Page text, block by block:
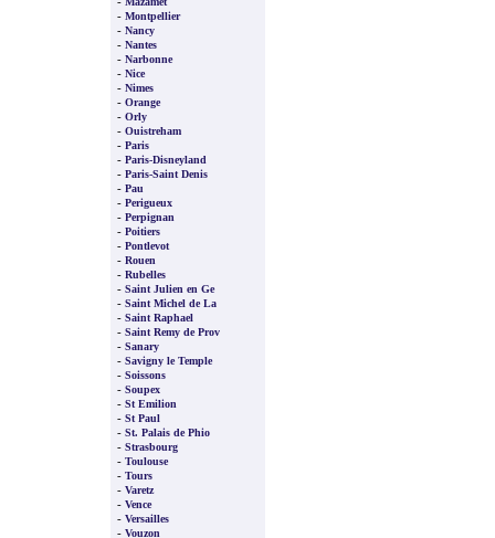
- Montpellier
- Nancy
- Nantes
- Narbonne
- Nice
- Nimes
- Orange
- Orly
- Ouistreham
- Paris
- Paris-Disneyland
- Paris-Saint Denis
- Pau
- Perigueux
- Perpignan
- Poitiers
- Pontlevot
- Rouen
- Rubelles
- Saint Julien en Ge
- Saint Michel de La
- Saint Raphael
- Saint Remy de Prov
- Sanary
- Savigny le Temple
- Soissons
- Soupex
- St Emilion
- St Paul
- St. Palais de Phio
- Strasbourg
- Toulouse
- Tours
- Varetz
- Vence
- Versailles
- Vouzon